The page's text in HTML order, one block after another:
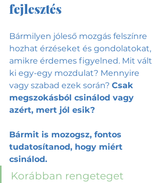
fejlesztés
Bármilyen jóleső mozgás felszínre
hozhat érzéseket és gondolatokat,
amikre érdemes figyelned. Mit vált
ki egy-egy mozdulat? Mennyire
vagy szabad ezek során? Csak
megszokásból csinálod vagy
azért, mert jól esik?
Bármit is mozogsz, fontos
tudatosítanod, hogy miért
csinálod.
Korábban rengeteget